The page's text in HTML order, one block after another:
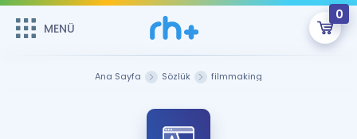
MENÜ
0
Sepetin Şu An Boş.
MENÜ
Ana Sayfa Sözlük filmmaking